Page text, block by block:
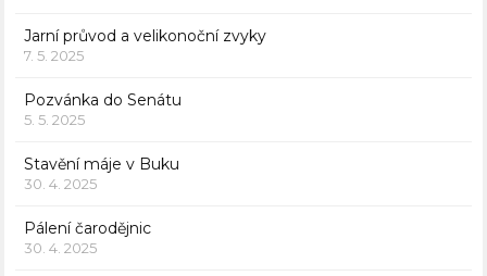
Jarní průvod a velikonoční zvyky
7. 5. 2025
Pozvánka do Senátu
5. 5. 2025
Stavění máje v Buku
30. 4. 2025
Pálení čarodějnic
30. 4. 2025